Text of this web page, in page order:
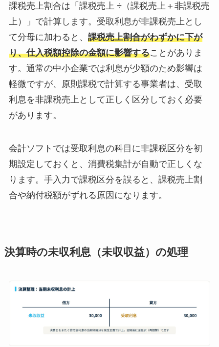
課税売上割合は「課税売上 ÷（課税売上＋非課税売
上）」で計算します。受取利息が非課税売上とし
て分母に加わると、 課税売上割合がわずかに下が
り、仕入税額控除の金額に影響することがありま
す。通常の中小企業では利息が少額のため影響は
軽微ですが、原則課税で計算する事業者は、受取
利息を非課税売上として正しく区分しておく必要
があります。
会計ソフトでは受取利息の科目に非課税区分を初
期設定しておくと、消費税集計が自動で正しくな
ります。手入力で課税区分を誤ると、課税売上割
合や納付税額がずれる原因になります。
決算時の未収利息（未収収益）の処理